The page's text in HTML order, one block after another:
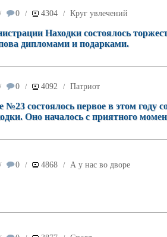
0 / 4304 / Круг увлечений
Находки состоялось
дипломами и подарками.
0 / 4092 / Патриот
состоялось первое в этом году
Оно началось с приятного
0 / 4868 / А у нас во дворе